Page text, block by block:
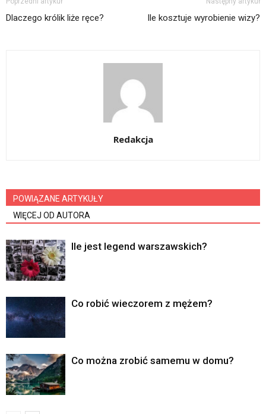
Dlaczego królik liże ręce? Ile kosztuje wyrobienie wizy?
Redakcja
POWIĄZANE ARTYKUŁY
WIĘCEJ OD AUTORA
Ile jest legend warszawskich?
Co robić wieczorem z mężem?
Co można zrobić samemu w domu?